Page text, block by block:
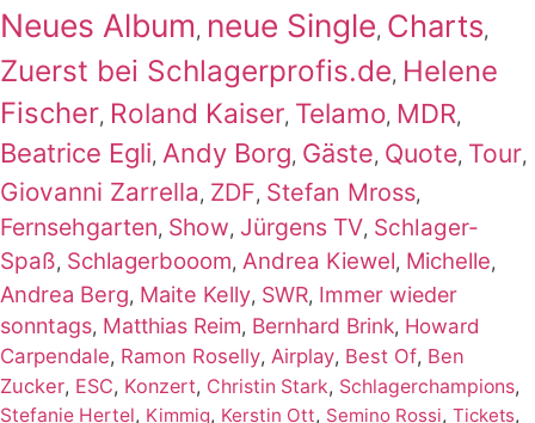
Neues Album, neue Single, Charts,
Zuerst bei Schlagerprofis.de, Helene
Fischer, Roland Kaiser, Telamo, MDR,
Beatrice Egli, Andy Borg, Gäste, Quote, Tour,
Giovanni Zarrella, ZDF, Stefan Mross,
Fernsehgarten, Show, Jürgens TV, Schlager-
Spaß, Schlagerbooom, Andrea Kiewel, Michelle,
Andrea Berg, Maite Kelly, SWR, Immer wieder
sonntags, Matthias Reim, Bernhard Brink, Howard
Carpendale, Ramon Roselly, Airplay, Best Of, Ben
Zucker, ESC, Konzert, Christin Stark, Schlagerchampions,
Stefanie Hertel, Kimmig, Kerstin Ott, Semino Rossi, Tickets,